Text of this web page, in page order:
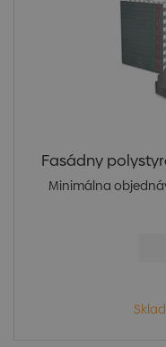
Fasádny
Minimálna